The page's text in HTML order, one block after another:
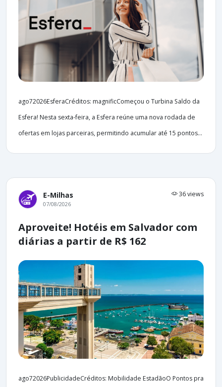
ago72026EsferaCréditos: magnificComeçou o Turbina Saldo da
Esfera! Nesta sexta-feira, a Esfera reúne uma nova rodada de
ofertas em lojas parceiras, permitindo acumular até 15 pontos...
E-Milhas 36 views
07/08/2026
Aproveite! Hotéis em Salvador com
diárias a partir de R$ 162
ago72026PublicidadeCréditos: Mobilidade EstadãoO Pontos pra